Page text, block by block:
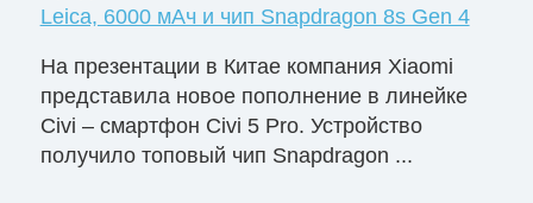
Leica, 6000 мАч и чип Snapdragon 8s Gen 4
На презентации в Китае компания Xiaomi
представила новое пополнение в линейке
Civi – смартфон Civi 5 Pro. Устройство
получило топовый чип Snapdragon ...